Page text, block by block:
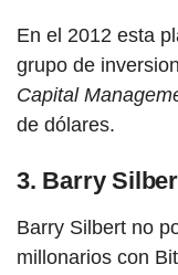
En el 2012 esta
grupo de
Capital
de dólares.
3. Barry
Barry Silbert no
millonarios con Bi